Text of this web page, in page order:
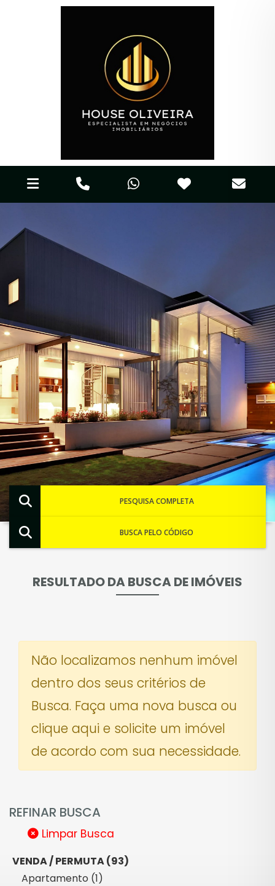
PESQUISA COMPLETA
BUSCA PELO CÓDIGO
RESULTADO DA BUSCA DE IMÓVEIS
Não localizamos nenhum imóvel
dentro dos seus critérios de
Busca. Faça uma nova busca ou
clique aqui e solicite um imóvel
de acordo com sua necessidade.
REFINAR BUSCA
Limpar Busca
VENDA / PERMUTA (93)
Apartamento (1)